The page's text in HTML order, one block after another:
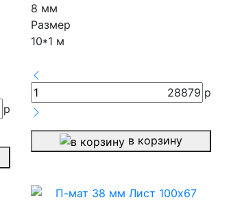
р
8 мм
Размер
10*1 м
28879 р
в корзину